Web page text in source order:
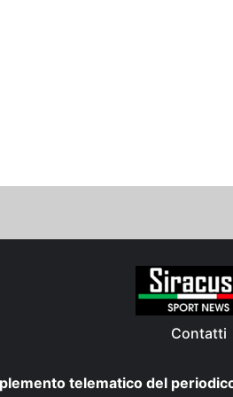
Contatti
telematico del